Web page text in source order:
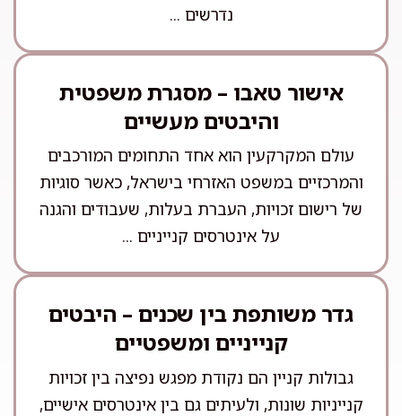
נדרשים ...
אישור טאבו – מסגרת משפטית
והיבטים מעשיים
עולם המקרקעין הוא אחד התחומים המורכבים
והמרכזיים במשפט האזרחי בישראל, כאשר סוגיות
של רישום זכויות, העברת בעלות, שעבודים והגנה
על אינטרסים קנייניים ...
גדר משותפת בין שכנים – היבטים
קנייניים ומשפטיים
גבולות קניין הם נקודת מפגש נפיצה בין זכויות
קנייניות שונות, ולעיתים גם בין אינטרסים אישיים,